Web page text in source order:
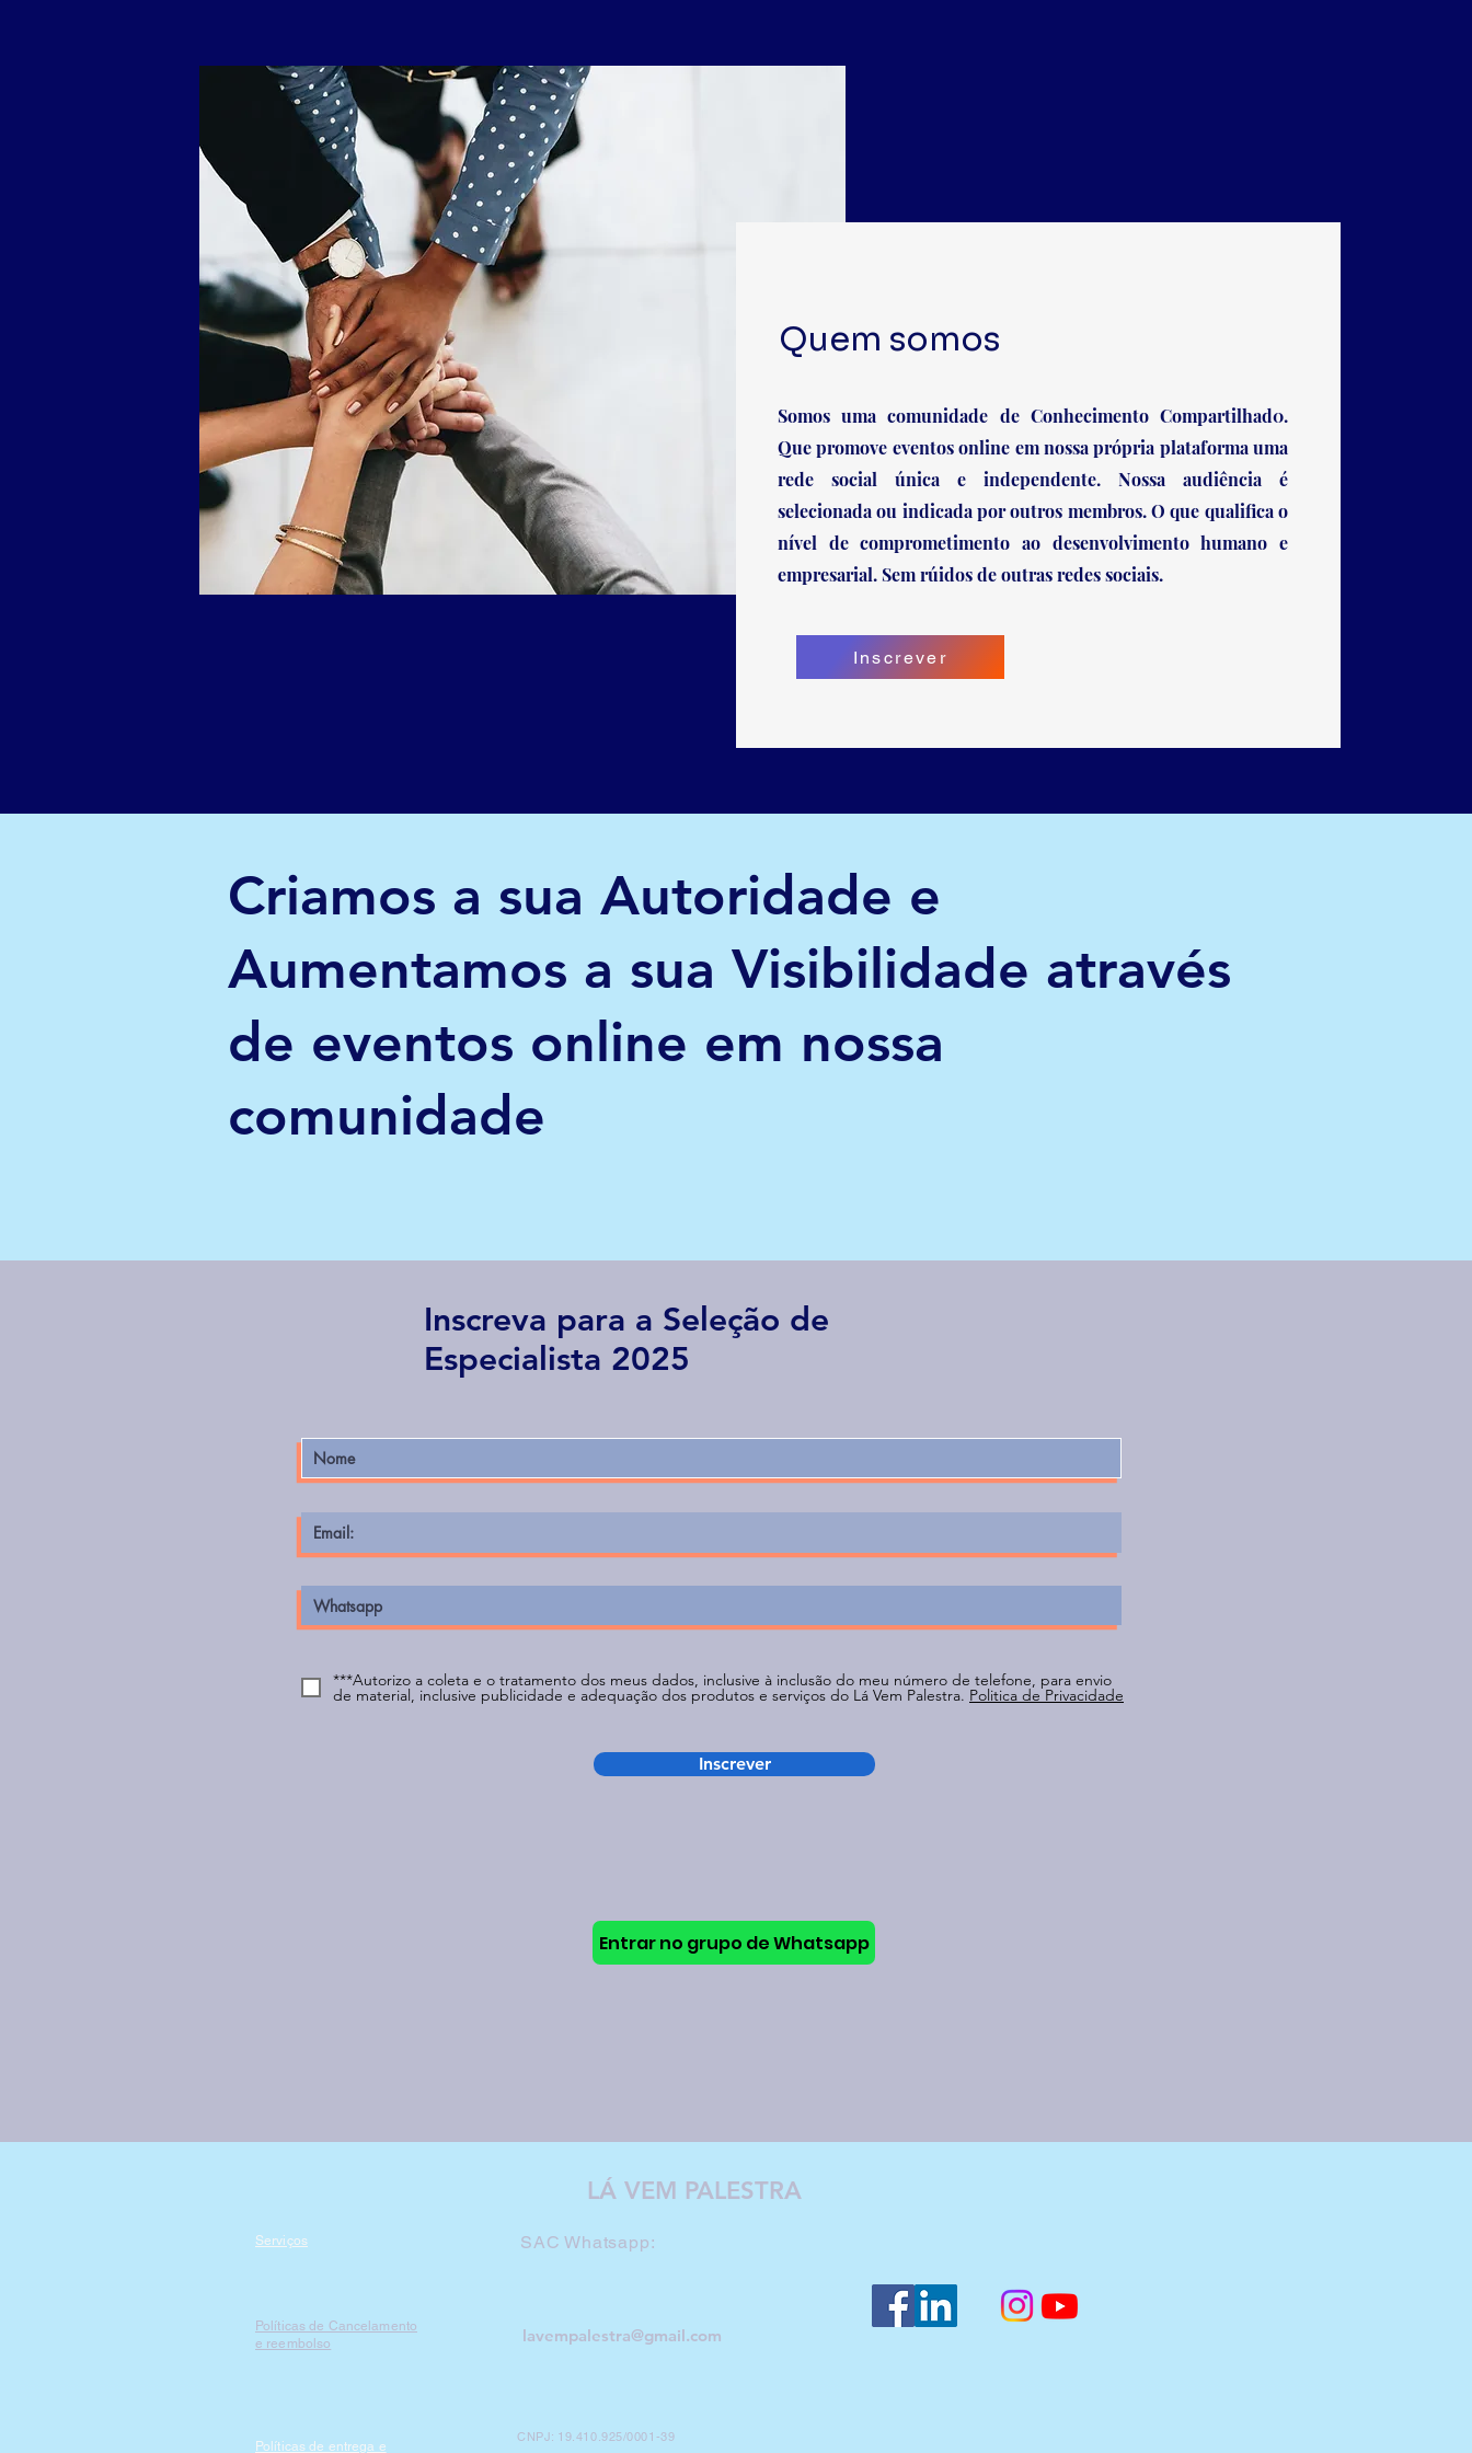
Quem somos
Somos uma comunidade de Conhecimento Compartilhad0.
Que promove eventos online em nossa própria plataforma uma
rede social única e independente. Nossa audiência é
selecionada ou indicada por outros membros. O que qualifica o
nível de comprometimento ao desenvolvimento humano e
empresarial. Sem rúidos de outras redes sociais.
Inscrever
Criamos a sua Autoridade e
Aumentamos a sua Visibilidade através
de eventos online em nossa
comunidade
Inscreva para a Seleção de
Especialista 2025
***Autorizo a coleta e o tratamento dos meus dados, inclusive à inclusão do meu número de telefone, para envio
de material, inclusive publicidade e adequação dos produtos e serviços do Lá Vem Palestra. Politica de Privacidade
Inscrever
Entrar no grupo de Whatsapp
LÁ VEM PALESTRA
Serviços
Políticas de Cancelamento
e reembolso
SAC Whatsapp:
lavempalestra@gmail.com
Políticas de entrega e
CNPJ: 19.410.925/0001-39